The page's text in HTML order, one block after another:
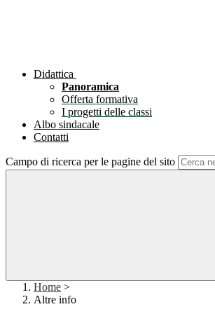
Didattica
Panoramica
Offerta formativa
I progetti delle classi
Albo sindacale
Contatti
Campo di ricerca per le pagine del sito
Home >
Altre info